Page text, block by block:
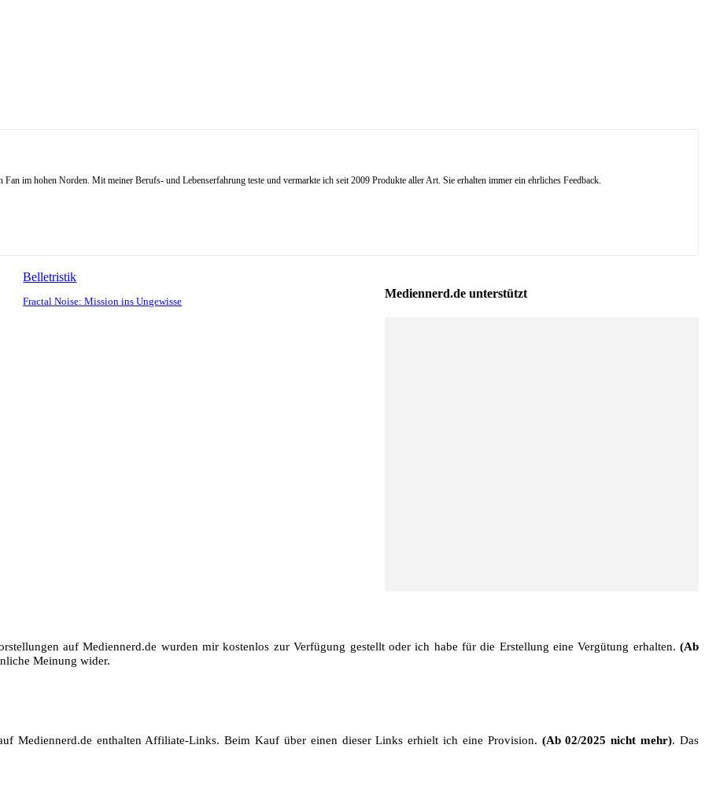
im hohen Norden. Mit meiner Berufs- und Lebenserfahrung teste und vermarkte ich seit 2009 Produkte aller Art. Sie erhalten immer ein ehrliches Feedback.
Belletristik
Fractal Noise: Mission ins Ungewisse
Mediennerd.de unterstützt
auf Mediennerd.de wurden mir kostenlos zur Verfügung gestellt oder ich habe für die Erstellung eine Vergütung erhalten. (Ab
Meinung wider.
Mediennerd.de enthalten Affiliate-Links. Beim Kauf über einen dieser Links erhielt ich eine Provision. (Ab 02/2025 nicht mehr). Das